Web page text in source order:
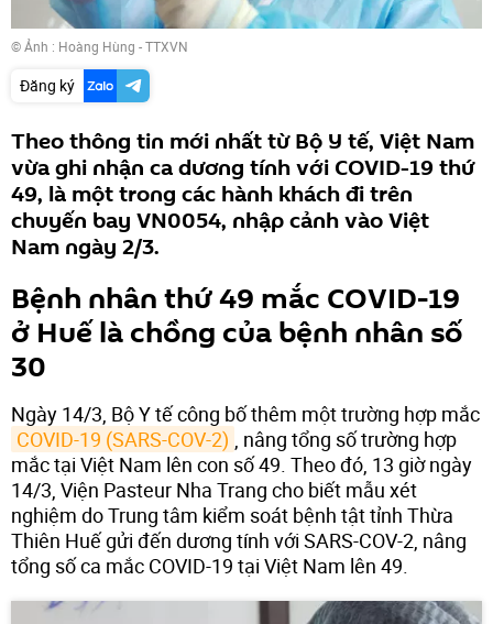
© Ảnh : Hoàng Hùng - TTXVN
Đăng ký
Theo thông tin mới nhất từ Bộ Y tế, Việt Nam
vừa ghi nhận ca dương tính với COVID-19 thứ
49, là một trong các hành khách đi trên
chuyến bay VN0054, nhập cảnh vào Việt
Nam ngày 2/3.
Bệnh nhân thứ 49 mắc COVID-19
ở Huế là chồng của bệnh nhân số
30
Ngày 14/3, Bộ Y tế công bố thêm một trường hợp mắc
COVID-19 (SARS-COV-2) , nâng tổng số trường hợp
mắc tại Việt Nam lên con số 49. Theo đó, 13 giờ ngày
14/3, Viện Pasteur Nha Trang cho biết mẫu xét
nghiệm do Trung tâm kiểm soát bệnh tật tỉnh Thừa
Thiên Huế gửi đến dương tính với SARS-COV-2, nâng
tổng số ca mắc COVID-19 tại Việt Nam lên 49.